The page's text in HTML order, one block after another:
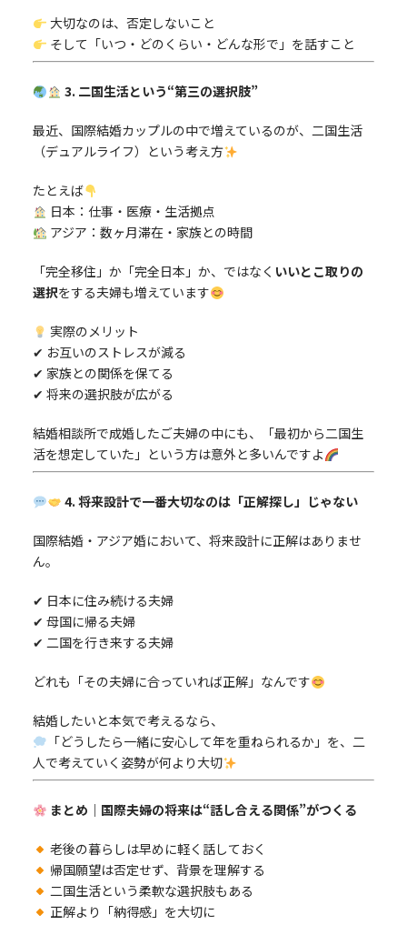
大切なのは、否定しないこと
そして「いつ・どのくらい・どんな形で」を話すこと
3. 二国生活という“第三の選択肢”
最近、国際結婚カップルの中で増えているのが、二国生活
（デュアルライフ）という考え方
たとえば
日本：仕事・医療・生活拠点
アジア：数ヶ月滞在・家族との時間
「完全移住」か「完全日本」か、ではなく いいとこ取りの
選択をする夫婦も増えています
実際のメリット
✔ お互いのストレスが減る
✔ 家族との関係を保てる
✔ 将来の選択肢が広がる
結婚相談所で成婚したご夫婦の中にも、「最初から二国生
活を想定していた」という方は意外と多いんですよ
4. 将来設計で一番大切なのは「正解探し」じゃない
国際結婚・アジア婚において、将来設計に正解はありませ
ん。
✔ 日本に住み続ける夫婦
✔ 母国に帰る夫婦
✔ 二国を行き来する夫婦
どれも「その夫婦に合っていれば正解」なんです
結婚したいと本気で考えるなら、
「どうしたら一緒に安心して年を重ねられるか」を、二
人で考えていく姿勢が何より大切
まとめ｜国際夫婦の将来は“話し合える関係”がつくる
老後の暮らしは早めに軽く話しておく
帰国願望は否定せず、背景を理解する
二国生活という柔軟な選択肢もある
正解より「納得感」を大切に